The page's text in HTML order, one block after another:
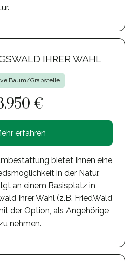
IHRER WAHL
Baum/Grabstelle
€
erfahren
bietet Ihnen eine
in der Natur.
an einem Basisplatz in
Ihrer Wahl (z.B. FriedWald
der Option, als Angehörige
nehmen.